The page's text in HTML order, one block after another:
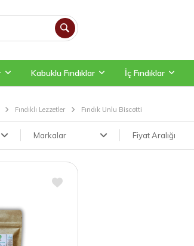
Kabuklu Fındıklar İç Fındıklar
Fındıklı Lezzetler Fındık Unlu Biscotti
Markalar Fiyat Aralığı